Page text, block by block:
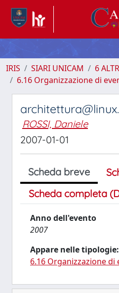
IRIS SIARI UNICAM
6
6.16 Organizzazione di
ROSSI, Daniele
2007-01-01
Scheda breve
Scheda completa
Anno dell'evento
2007
Appare nelle tipologie:
6.16 Organizzazione di